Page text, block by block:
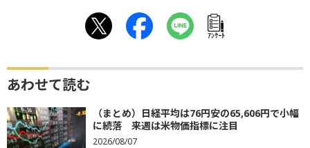
ｱﾝｹｰﾄ
あわせて読む
（まとめ）日経平均は76円安の65,606円で小幅
に続落 来週は米物価指標に注目
2026/08/07